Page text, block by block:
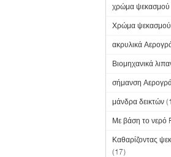
χρώμα ψεκασμού
Χρώμα ψεκασμού
ακρυλικά
Βιομηχανικά
σήμανση
μάνδρα δεικτών
Με βάση το νερό
Καθαρίζοντας
(17)